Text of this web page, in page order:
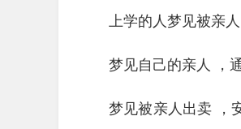
上学的人梦见被亲
梦见自己的亲人 ，
梦见被亲人出卖 ，